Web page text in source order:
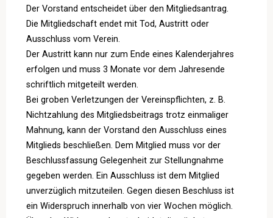
Der Vorstand entscheidet über den Mitgliedsantrag.
Die Mitgliedschaft endet mit Tod, Austritt oder
Ausschluss vom Verein.
Der Austritt kann nur zum Ende eines Kalenderjahres
erfolgen und muss 3 Monate vor dem Jahresende
schriftlich mitgeteilt werden.
Bei groben Verletzungen der Vereinspflichten, z. B.
Nichtzahlung des Mitgliedsbeitrags trotz einmaliger
Mahnung, kann der Vorstand den Ausschluss eines
Mitglieds beschließen. Dem Mitglied muss vor der
Beschlussfassung Gelegenheit zur Stellungnahme
gegeben werden. Ein Ausschluss ist dem Mitglied
unverzüglich mitzuteilen. Gegen diesen Beschluss ist
ein Widerspruch innerhalb von vier Wochen möglich.